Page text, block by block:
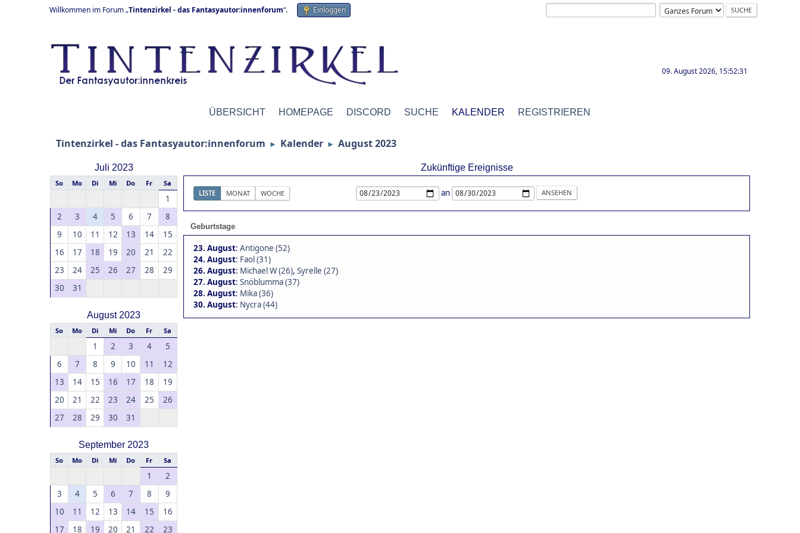
Willkommen im Forum „Tintenzirkel - das Fantasyautor:innenforum“. Einloggen
09. August 2026, 15:52:31
ÜBERSICHT HOMEPAGE DISCORD SUCHE KALENDER REGISTRIEREN
Tintenzirkel - das Fantasyautor:innenforum ► Kalender ► August 2023
Juli 2023
So Mo Di Mi Do Fr Sa
1
2
3 4 5 6 7
8
9
10 11 12 13 14
15
16
17 18 19 20 21
22
23
24 25 26 27 28
29
30
31
August 2023
So Mo Di Mi Do Fr Sa
1 2 3 4
5
6
7 8 9 10 11
12
13
14 15 16 17 18
19
20
21 22 23 24 25
26
27
28 29 30 31
September 2023
So Mo Di Mi Do Fr Sa
1
2
3
4 5 6 7 8
9
10
11 12 13 14 15
16
17
18 19 20 21 22 23
Zukünftige Ereignisse
LISTE MONAT WOCHE an
Geburtstage
23. August: Antigone (52)
24. August: Faol (31)
26. August: Michael W (26), Syrelle (27)
27. August: Snöblumma (37)
28. August: Mika (36)
30. August: Nycra (44)